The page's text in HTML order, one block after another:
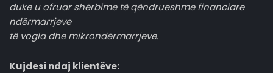
duke u ofruar shërbime të qëndrueshme financiare
ndërmarrjeve
të vogla dhe mikrondërmarrjeve.
Kujdesi ndaj klientëve: